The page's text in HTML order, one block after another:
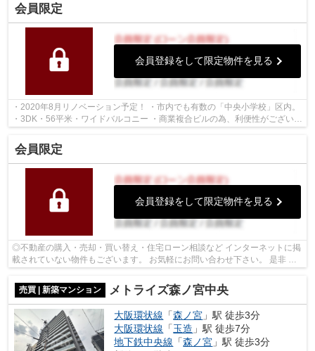
会員限定
会員登録をして限定物件を見る
・2020年8月リノベーション予定！ ・市内でも有数の「中央小学校」区内。
・3DK・56平米・ワイドバルコニー ・商業複合ビルの為、利便性がございま
会員限定
会員登録をして限定物件を見る
◎不動産の購入・売却・買い替え・住宅ローン相談など インターネットに掲
載されていない物件もございます。 お気軽にお問い合わせ下さい。 是非 ご
内覧・ご検討下さいませ。
売買 | 新築マンション
メトライズ森ノ宮中央
大阪環状線 「森ノ宮 」駅 徒歩3分
大阪環状線 「玉造 」駅 徒歩7分
地下鉄中央線 「森ノ宮 」駅 徒歩3分